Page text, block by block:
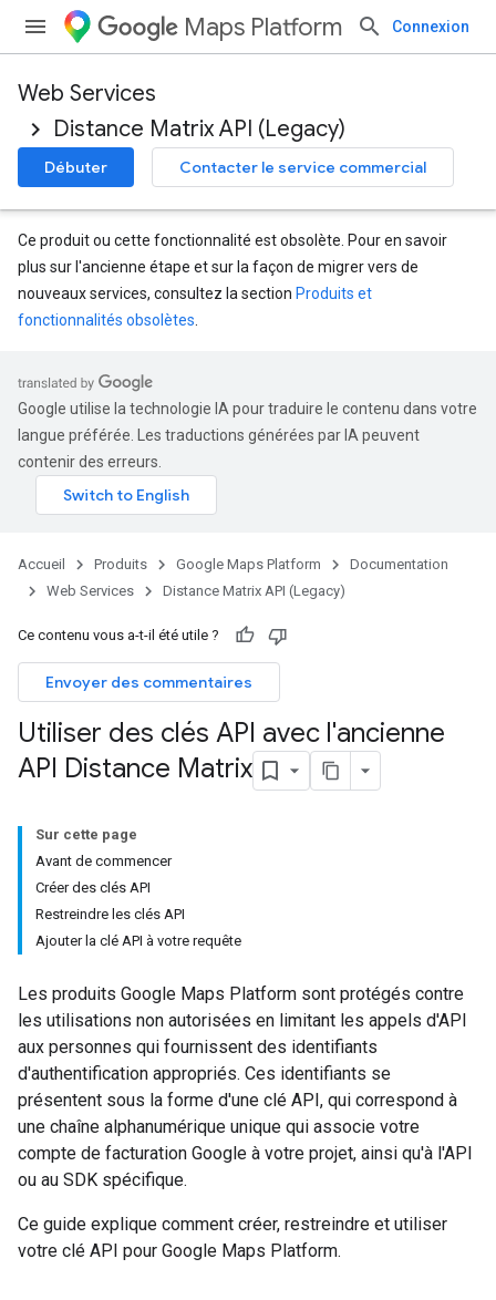
Maps Platform Connexion
Web Services
Distance Matrix API (Legacy)
Débuter Contacter le service commercial
Ce produit ou cette fonctionnalité est obsolète. Pour en savoir
plus sur l'ancienne étape et sur la façon de migrer vers de
nouveaux services, consultez la section Produits et
fonctionnalités obsolètes
Google utilise la technologie IA pour traduire le contenu dans votre
langue préférée. Les traductions générées par IA peuvent
contenir des erreurs.
Accueil Produits Google Maps Platform
Documentation
Web Services
Distance Matrix API (Legacy)
Ce contenu vous a-t-il été utile ?
Envoyer des commentaires
Utiliser des clés API avec l'ancienne
API Distance Matrix
Sur cette page
Avant de commencer
Créer des clés API
Restreindre les clés API
Ajouter la clé API à votre requête
Les produits Google Maps Platform sont protégés contre
les utilisations non autorisées en limitant les appels d'API
aux personnes qui fournissent des identifiants
d'authentification appropriés. Ces identifiants se
présentent sous la forme d'une clé API, qui correspond à
une chaîne alphanumérique unique qui associe votre
compte de facturation Google à votre projet, ainsi qu'à l'API
ou au SDK spécifique.
Ce guide explique comment créer, restreindre et utiliser
votre clé API pour Google Maps Platform.